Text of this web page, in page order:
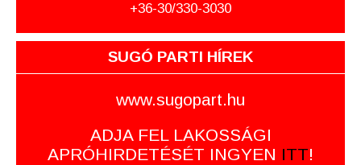
+36-30/330-3030
SUGÓ PARTI HÍREK
www.sugopart.hu
ADJA FEL LAKOSSÁGI
APRÓHIRDETÉSÉT INGYEN ITT!